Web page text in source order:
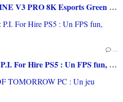
[TEST] RAZER WOLVERINE V3 PRO 8K Esports Green Edition PC : Une excellente manette même pour les joueurs les plus exigeants
[TEST ECLAIR] MOUSE: P.I. For Hire PS5 : Un FPS fun, exigeant et cartoonesque